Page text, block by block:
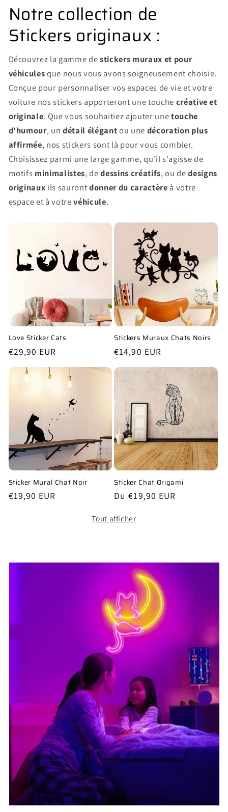
Notre collection de
Stickers originaux :
Découvrez la gamme destickers muraux et pour
véhiculesque nous vous avons soigneusement choisie.
Conçue pour personnaliser vos espaces de vie et votre
voiture nos stickers apporteront une touche créative et
originale. Que vous souhaitiez ajouter unetouche
d'humour, undétail élégantou une décoration plus
affirmée, nos stickers sont là pour vous combler.
Choisissez parmi une large gamme, qu'il s'agisse de
motifs minimalistes, dedessins créatifs, ou dedesigns
originaux ils saurontdonner du caractère à votre
espace et à votrevéhicule.
Love Sticker Cats
Prix
€29,90 EUR
Stickers Muraux Chats Noirs
Prix
€14,90 EUR
Sticker Mural Chat Noir
Prix
€19,90 EUR
Sticker Chat Origami
Prix
Du €19,90 EUR
Tout afficher